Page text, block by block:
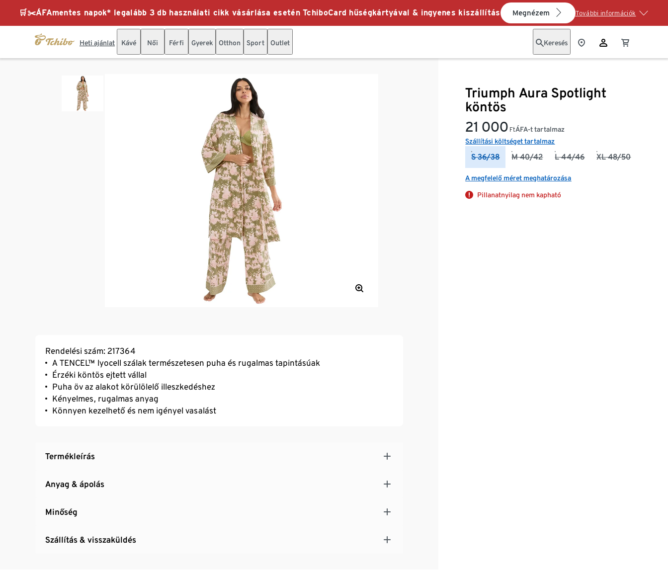
🛒✂️ÁFAmentes napok* legalább 3 db használati cikk vásárlása esetén TchiboCard hűségkártyával & ingyenes kiszállítás Megnézem További információk
Heti ajánlat Kávé Női Férfi Gyerek Otthon Sport Outlet Keresés
Triumph Aura Spotlight
köntös
21 000 FtÁFA-t tartalmaz
Szállítási költséget tartalmaz
S 36/38 M 40/42 L 44/46 XL 48/50
A megfelelő méret meghatározása
Pillanatnyilag nem kapható
Rendelési szám: 217364
A TENCEL™ lyocell szálak természetesen puha és rugalmas tapintásúak
Érzéki köntös ejtett vállal
Puha öv az alakot körülölelő illeszkedéshez
Kényelmes, rugalmas anyag
Könnyen kezelhető és nem igényel vasalást
Termékleírás
Anyag & ápolás
Minőség
Szállítás & visszaküldés